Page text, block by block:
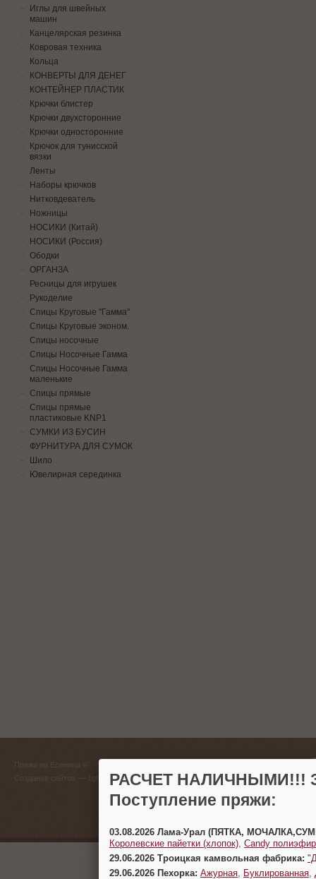
Иглы для швейных
машин
Канцелярская резинка
Ковровая техника
Кольца
КОНВЕРТЫ ДЛЯ ДЕНЕГ
КОНТЕЙНЕР ПЛАСТИК
Крючки блистер
Крючки двухсторонние
Крючки односторонние
Крючок для тунисской
вязки
Ленты
Наборы крючков
Нитковдеватель
Ножницы
НОСИКИ (Китай)
НОСИКИ (Россия)
Ободки
ОРГАНЗА
Ресницы для игрушек
Рукоделие
Спицы Круговые "Гамма"
Спицы Круговые эконом.
Спицы носочные
Спицы Носочные Гамма
Спицы Носочные Гамма
маленькие
Спицы прямые
Спицы прямые
пластиковые KNP1
СУМКИ ИЗ БУСИН
ФУРНИТУРА ДЛЯ СУМОК
Шило
Ювелирная серединка
Пряжа на Есенина ©
Создание сайтов
(383)
г.
РАСЧЕТ НАЛИЧНЫМИ!!!
Поступление пряжи:
03.08.2026 Лама-Урал (ПЯТКА,
Королевские пайетки (хлопок) Candy
29.06.2026 Троицкая камвольная фабрика:
29.06.2026 Пехорка: Ажурная Буклированная